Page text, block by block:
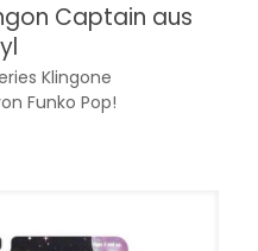
Captain aus
Klingone
Funko Pop!